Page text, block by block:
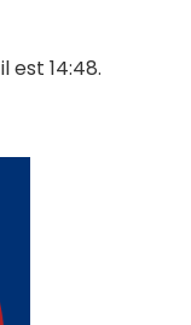
est 14:48.